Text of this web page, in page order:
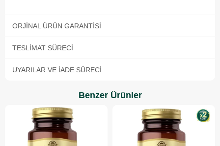
ORJINAL ÜRÜN GARANTISI
TESLIMAT SÜRECI
UYARILAR VE İADE SÜRECI
Benzer Ürünler